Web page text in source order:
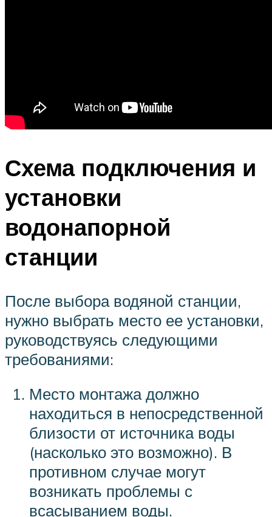
Схема подключения и
установки
водонапорной
станции
После выбора водяной станции,
нужно выбрать место ее установки,
руководствуясь следующими
требованиями:
Место монтажа должно
находиться в непосредственной
близости от источника воды
(насколько это возможно). В
противном случае могут
возникать проблемы с
всасыванием воды.